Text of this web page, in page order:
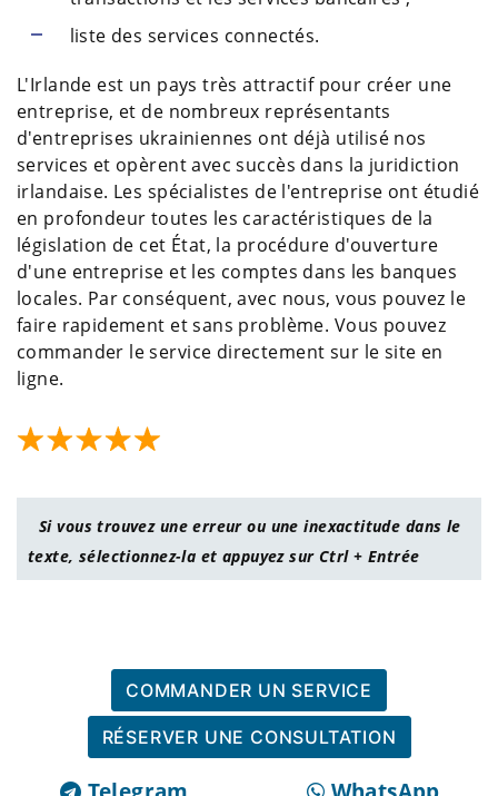
liste des services connectés.
L'Irlande est un pays très attractif pour créer une
entreprise, et de nombreux représentants
d'entreprises ukrainiennes ont déjà utilisé nos
services et opèrent avec succès dans la juridiction
irlandaise. Les spécialistes de l'entreprise ont étudié
en profondeur toutes les caractéristiques de la
législation de cet État, la procédure d'ouverture
d'une entreprise et les comptes dans les banques
locales. Par conséquent, avec nous, vous pouvez le
faire rapidement et sans problème. Vous pouvez
commander le service directement sur le site en
ligne.
Si vous trouvez une erreur ou une inexactitude dans le
texte, sélectionnez-la et appuyez sur Ctrl + Entrée
COMMANDER UN SERVICE
RÉSERVER UNE CONSULTATION